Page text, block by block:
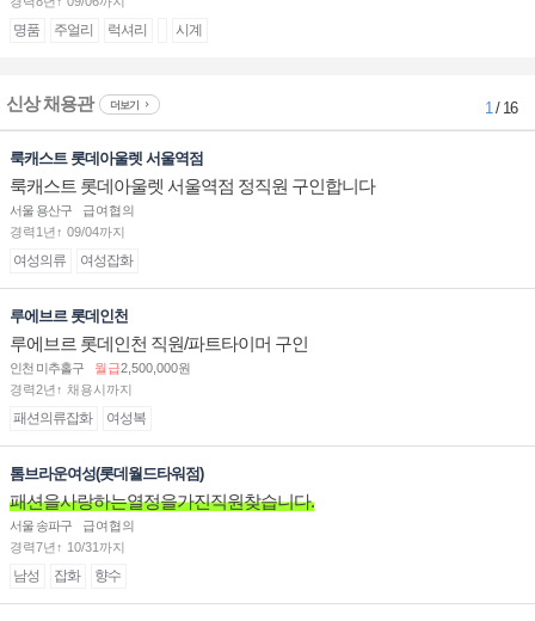
명품 주얼리 럭셔리 시계
신상 채용관 더보기 1/ 16
룩캐스트 롯데아울렛 서울역점
룩캐스트 롯데아울렛 서울역점 정직원 구인합니다
서울 용산구
급여협의
경력1년↑ 09/04까지
여성의류 여성잡화
루에브르 롯데인천
루에브르 롯데인천 직원/파트타이머 구인
인천 미추홀구 월급2,500,000원
경력2년↑ 채용시까지
패션의류잡화 여성복
톰브라운여성(롯데월드타워점)
패션을사랑하는열정을가진직원찾습니다.
서울 송파구
급여협의
경력7년↑ 10/31까지
남성 잡화 향수